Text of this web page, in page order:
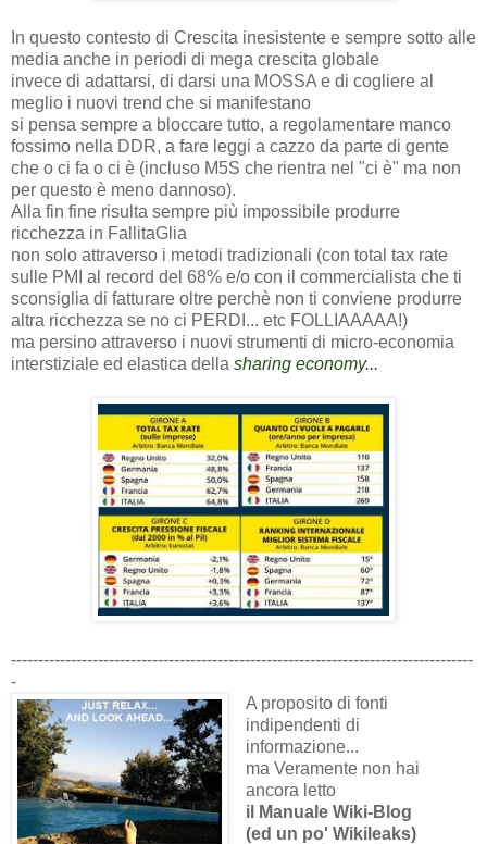
In questo contesto di Crescita inesistente e sempre sotto alle
media anche in periodi di mega crescita globale
invece di adattarsi, di darsi una MOSSA e di cogliere al
meglio i nuovi trend che si manifestano
si pensa sempre a bloccare tutto, a regolamentare manco
fossimo nella DDR, a fare leggi a cazzo da parte di gente
che o ci fa o ci è (incluso M5S che rientra nel "ci è" ma non
per questo è meno dannoso).
Alla fin fine risulta sempre più impossibile produrre
ricchezza in FallitaGlia
non solo attraverso i metodi tradizionali (con total tax rate
sulle PMI al record del 68% e/o con il commercialista che ti
sconsiglia di fatturare oltre perchè non ti conviene produrre
altra ricchezza se no ci PERDI... etc FOLLIAAAAA!)
ma persino attraverso i nuovi strumenti di micro-economia
interstiziale ed elastica della sharing economy...
-------------------------------------------------------------------------------------
-
A proposito di fonti
indipendenti di
informazione...
ma Veramente non hai
ancora letto
il Manuale Wiki-Blog
(ed un po' Wikileaks)